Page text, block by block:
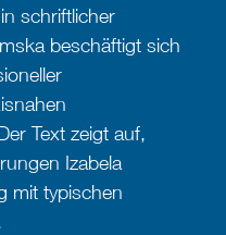
schriftlicher
beschäftigt sich
Text zeigt auf,
Izabela
mit typischen